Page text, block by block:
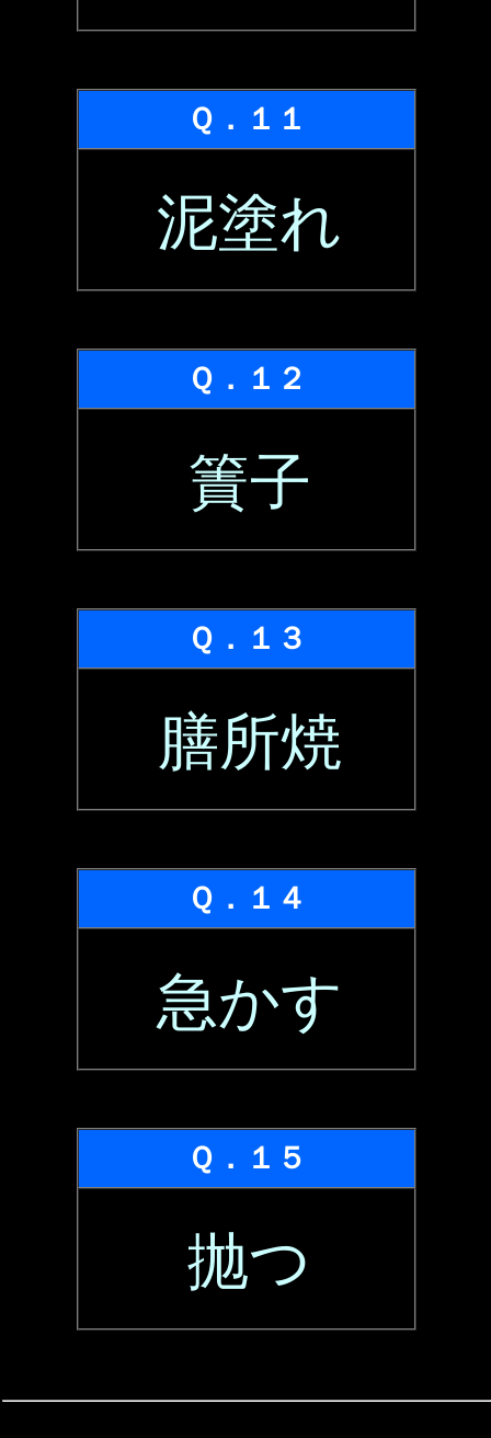
Ｑ．１１
泥塗れ
Ｑ．１２
簀子
Ｑ．１３
膳所焼
Ｑ．１４
急かす
Ｑ．１５
抛つ